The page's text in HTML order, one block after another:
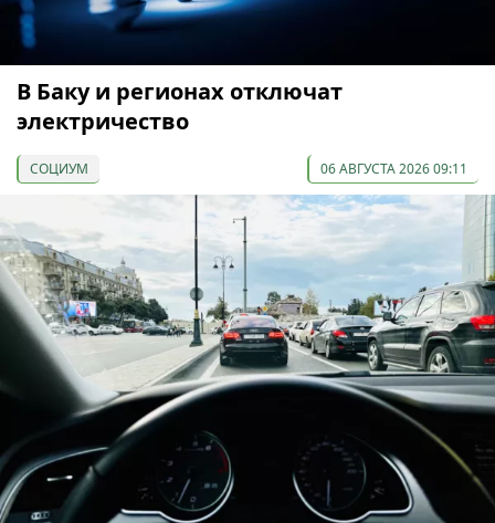
В Баку и регионах отключат
электричество
СОЦИУМ 06 АВГУСТА 2026 09:11